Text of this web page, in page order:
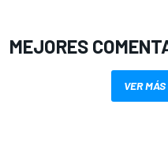
MEJORES
VER